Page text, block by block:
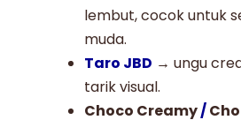
lembut, cocok untuk
muda.
Taro JBD → ungu
tarik visual.
Choco Creamy/